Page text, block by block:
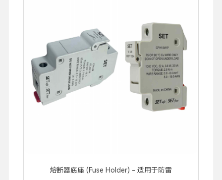
熔断器底座 (Fuse Holder) - 适用于防雷